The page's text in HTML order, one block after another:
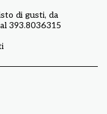
di gusti, da
393.8036315